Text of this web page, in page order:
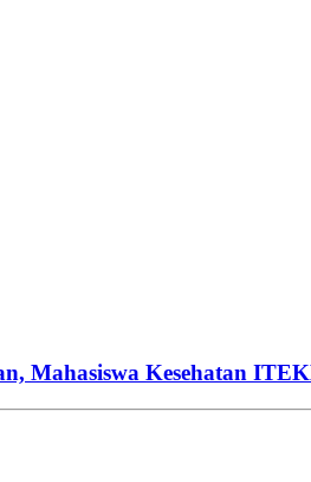
Mahasiswa Kesehatan